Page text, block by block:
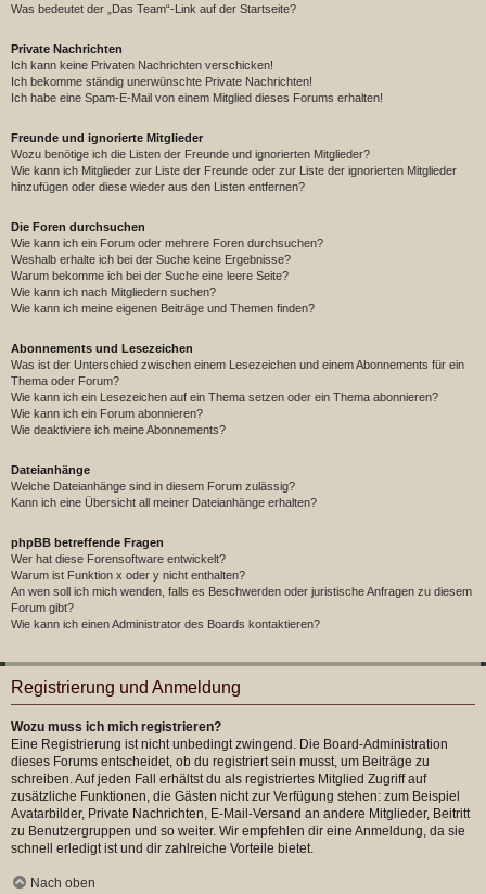
Was bedeutet der „Das Team“-Link auf der Startseite?
Private Nachrichten
Ich kann keine Privaten Nachrichten verschicken!
Ich bekomme ständig unerwünschte Private Nachrichten!
Ich habe eine Spam-E-Mail von einem Mitglied dieses Forums erhalten!
Freunde und ignorierte Mitglieder
Wozu benötige ich die Listen der Freunde und ignorierten Mitglieder?
Wie kann ich Mitglieder zur Liste der Freunde oder zur Liste der ignorierten Mitglieder
hinzufügen oder diese wieder aus den Listen entfernen?
Die Foren durchsuchen
Wie kann ich ein Forum oder mehrere Foren durchsuchen?
Weshalb erhalte ich bei der Suche keine Ergebnisse?
Warum bekomme ich bei der Suche eine leere Seite?
Wie kann ich nach Mitgliedern suchen?
Wie kann ich meine eigenen Beiträge und Themen finden?
Abonnements und Lesezeichen
Was ist der Unterschied zwischen einem Lesezeichen und einem Abonnements für ein
Thema oder Forum?
Wie kann ich ein Lesezeichen auf ein Thema setzen oder ein Thema abonnieren?
Wie kann ich ein Forum abonnieren?
Wie deaktiviere ich meine Abonnements?
Dateianhänge
Welche Dateianhänge sind in diesem Forum zulässig?
Kann ich eine Übersicht all meiner Dateianhänge erhalten?
phpBB betreffende Fragen
Wer hat diese Forensoftware entwickelt?
Warum ist Funktion x oder y nicht enthalten?
An wen soll ich mich wenden, falls es Beschwerden oder juristische Anfragen zu diesem
Forum gibt?
Wie kann ich einen Administrator des Boards kontaktieren?
Registrierung und Anmeldung
Wozu muss ich mich registrieren?
Eine Registrierung ist nicht unbedingt zwingend. Die Board-Administration
dieses Forums entscheidet, ob du registriert sein musst, um Beiträge zu
schreiben. Auf jeden Fall erhältst du als registriertes Mitglied Zugriff auf
zusätzliche Funktionen, die Gästen nicht zur Verfügung stehen: zum Beispiel
Avatarbilder, Private Nachrichten, E-Mail-Versand an andere Mitglieder, Beitritt
zu Benutzergruppen und so weiter. Wir empfehlen dir eine Anmeldung, da sie
schnell erledigt ist und dir zahlreiche Vorteile bietet.
Nach oben